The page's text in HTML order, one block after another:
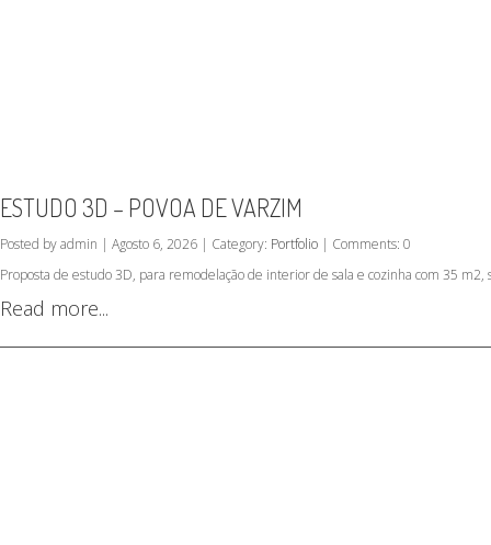
ESTUDO 3D – POVOA DE VARZIM
Posted by admin | Agosto 6, 2026 | Category: Portfolio | Comments: 0
Proposta de estudo 3D, para remodelação de interior de sala e cozinha com 35 m2,
Read more...